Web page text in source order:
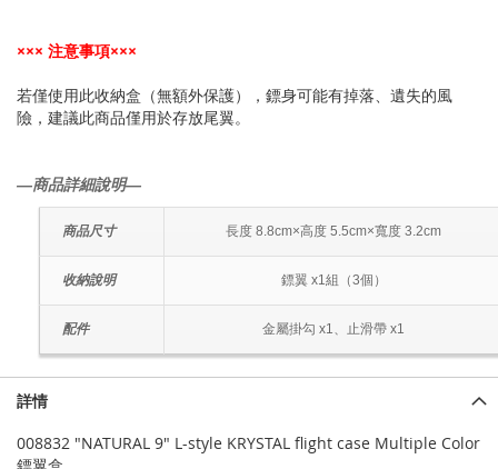
××× 注意事項×××
若僅使用此收納盒（無額外保護），鏢身可能有掉落、遺失的風
險，建議此商品僅用於存放尾翼。
―商品詳細說明―
商品尺寸 長度 8.8cm×高度 5.5cm×寬度 3.2cm
收納說明 鏢翼 x1組（3個）
配件 金屬掛勾 x1、止滑帶 x1
詳情
008832 "NATURAL 9" L-style KRYSTAL flight case Multiple Color